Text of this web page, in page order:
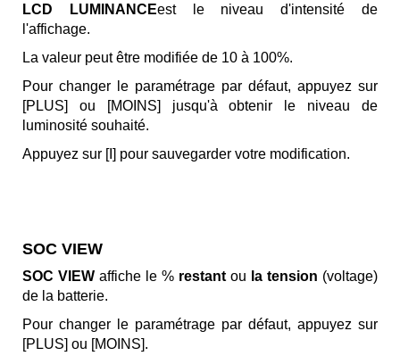
LCD LUMINANCEest le niveau d'intensité de
l'affichage.
La valeur peut être modifiée de 10 à 100%.
Pour changer le paramétrage par défaut, appuyez sur
[PLUS] ou [MOINS] jusqu'à obtenir le niveau de
luminosité souhaité.
Appuyez sur [I] pour sauvegarder votre modification.
SOC VIEW
SOC VIEW affiche le % restant ou la tension (voltage)
de la batterie.
Pour changer le paramétrage par défaut, appuyez sur
[PLUS] ou [MOINS].